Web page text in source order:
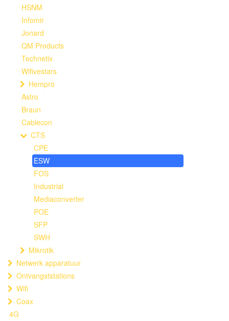
HSNM
Infomir
Jonard
QM Products
Technetix
Wifivestars
Hempro
Astro
Braun
Cablecon
CTS
CPE
ESW
FOS
Industrial
Mediaconverter
POE
SFP
SWH
Mikrotik
Netwerk apparatuur
Ontvangststations
Wifi
Coax
4G